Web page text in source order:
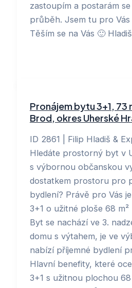
zastoupím a postarám
průběh. Jsem tu pro Vás
Těším se na Vás 🙂
Pronájem bytu 3+1, 73
Brod, okres Uherské
ID 2861 | Filip Hladiš &
Hledáte prostorný byt v
s výbornou občanskou
dostatkem prostoru pro
bydlení? Právě pro Vás
3+1 o užitné ploše 68 m²
Byt se nachází ve 3.
domu s výtahem, je ve
nabízí příjemné bydlení
Hlavní benefity, které
3+1 s užitnou plochou 68